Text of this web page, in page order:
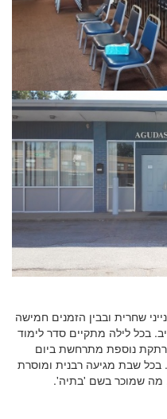
שחרית ובבין הזמנים חמישה
בכל לילה מתקיים סדר לימוד
נוספת מתרחשת ביום
בצוותא 200 חברותות. בכל שבת מגיעה רבנית ומוסרת
מה שמוכר בשם 'בתיה'.